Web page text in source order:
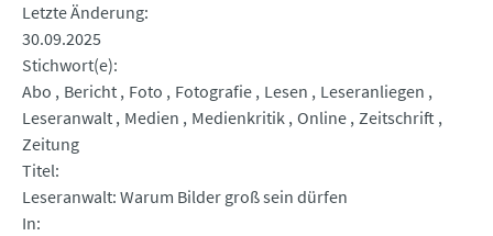
Letzte Änderung
30.09.2025
Stichwort(e)
Abo
Bericht Foto Fotografie Lesen
Leseranliegen
Leseranwalt Medien Medienkritik Online Zeitschrift
Zeitung
Titel
Leseranwalt: Warum Bilder groß sein dürfen
In